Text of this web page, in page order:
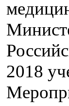
2018